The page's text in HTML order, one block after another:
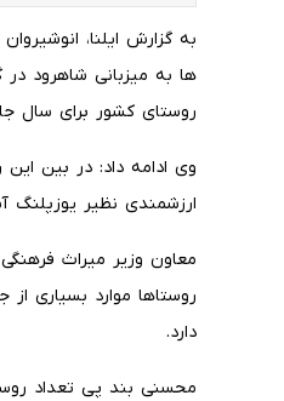
به گزارش ایلنا،
ها به میزبانی شاهرود
روستای کشور برای سال
وی ادامه داد: در بین
ارزشمندی نظیر یوزپلنگ
معاون وزیر میراث
روستاها موارد بسیاری
دارد.
محسنی بند پی تعداد